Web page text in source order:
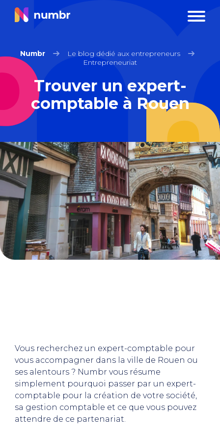
Numbr
Le blog dédié aux entrepreneurs
Entrepreneuriat
Trouver un expert-
comptable à Rouen
Vous recherchez un expert-comptable pour
vous accompagner dans la ville de Rouen ou
ses alentours ? Numbr vous résume
simplement pourquoi passer par un expert-
comptable pour la création de votre société,
sa gestion comptable et ce que vous pouvez
attendre de ce partenariat.